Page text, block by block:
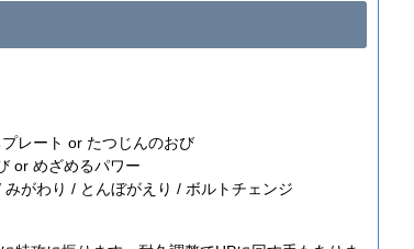
レート or たつじんのおび
or めざめるパワー
がわり / とんぼがえり / ボルトチェンジ